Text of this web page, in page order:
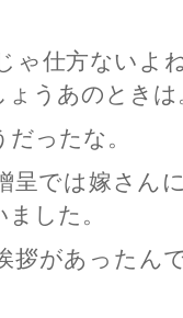
ゃ仕方ないよ
ょうあのときは
ったな。
呈では嫁さん
した。
拶があったん